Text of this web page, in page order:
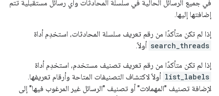
في جميع الرسائل الحالية في سلسلة المحادثات وأي رسائل مستقبلية تتم
إضافتها إليها.
إذا لم تكن متأكدًا من رقم تعريف سلسلة المحادثات، استخدِم أداة
search_threads أولاً.
إذا لم تكن متأكدًا من رقم تعريف تصنيف مستخدم، استخدِم أداة
list_labels أولاً لاكتشاف التصنيفات المتاحة وأرقام تعريفها.
لإضافة تصنيف "المهملات" أو تصنيف "الرسائل غير المرغوب فيها" إلى